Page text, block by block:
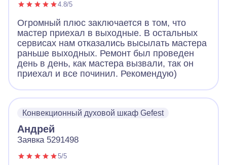
4.8/5
Огромный плюс заключается в том, что
мастер приехал в выходные. В остальных
сервисах нам отказались высылать мастера
раньше выходных. Ремонт был проведен
день в день, как мастера вызвали, так он
приехал и все починил. Рекомендую)
Конвекционный духовой шкаф Gefest
Андрей
Заявка 5291498
5/5